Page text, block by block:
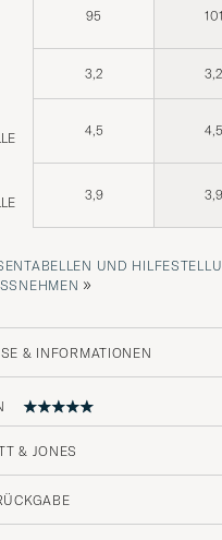
95 101
3,2 3,2
4,5 4,5
3,9 3,9
UND
»
& INFORMATIONEN
klassischer
& JONES